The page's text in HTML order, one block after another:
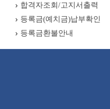
합격자조회/고지서출력
등록금(예치금)납부확인
등록금환불안내